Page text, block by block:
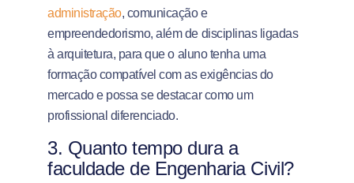
administração, comunicação e
empreendedorismo, além de disciplinas ligadas
à arquitetura, para que o aluno tenha uma
formação compatível com as exigências do
mercado e possa se destacar como um
profissional diferenciado.
3. Quanto tempo dura a
faculdade de Engenharia Civil?